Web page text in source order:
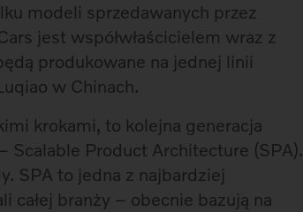
modeli sprzedawanych przez
jest współwłaścicielem wraz z
produkowane na jednej linii
w Chinach.
krokami, to kolejna generacja
Scalable Product Architecture (SPA).
SPA to jedna z najbardziej
całej branży – obecnie bazują na